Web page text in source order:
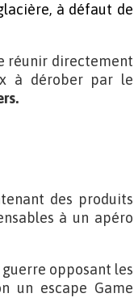
à défaut de
réunir directement
à dérober par le
des produits
à un apéro
opposant les
un escape Game